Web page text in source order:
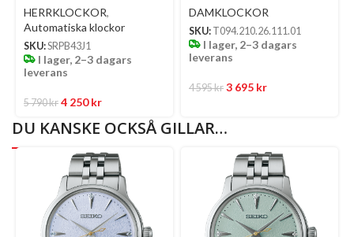
Sunburst Dial Läderband
Hardlex Glas Japan Made
Dress Watch
HERRKLOCKOR,
Automatiska klockor
SKU:SRPB43J1
I lager, 2–3 dagars
leverans
5 790kr 4 250kr
Pärlemorurtavla Med
Roséguldfärgad Boett
Och Vitt Läderband
DAMKLOCKOR
SKU: T094.210.26.111.01
I lager, 2–3 dagars
leverans
4 595kr 3 695 kr
DU KANSKE OCKSÅ GILLAR…